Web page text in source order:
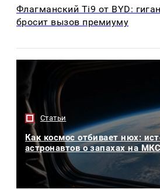
Флагманский Ti9 от BYD:
бросит вызов премиуму
Статьи
Как космос отбивает нюх:
астронавтов о запахах на